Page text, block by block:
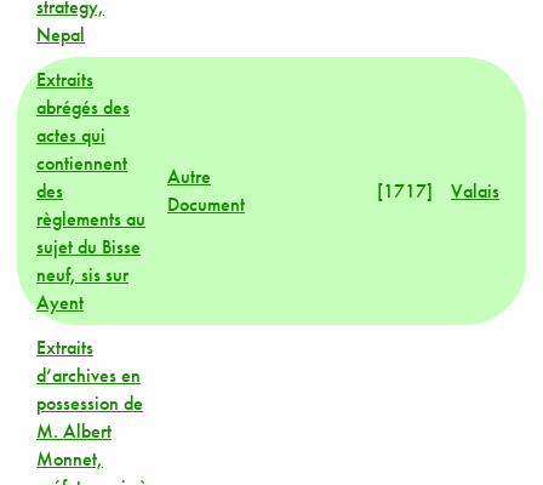
strategy,
Nepal
Extraits
abrégés des
actes qui
contiennent
des
règlements au
sujet du Bisse
neuf, sis sur
Ayent
Autre
Document
[1717] Valais
Extraits
d’archives en
possession de
M. Albert
Monnet,